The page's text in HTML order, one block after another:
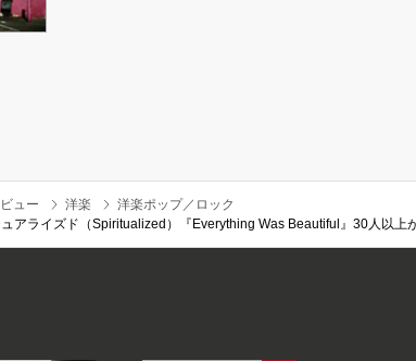
ュー 洋楽
洋楽ポップ／ロック
アライズド（Spiritualized）『Everything Was Beautiful』30人以